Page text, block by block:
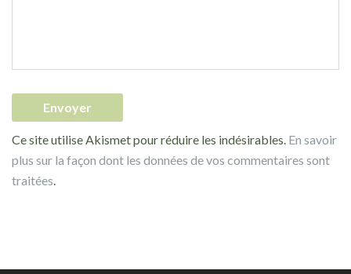
Ce site utilise Akismet pour réduire les indésirables. En savoir
plus sur la façon dont les données de vos commentaires sont
traitées.